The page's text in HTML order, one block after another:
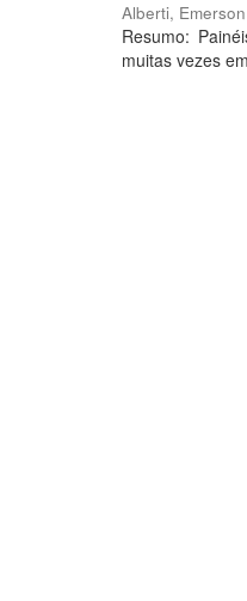
Alberti,
Resumo:
muitas vezes